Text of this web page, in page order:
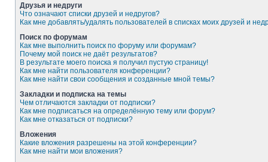
Друзья и недруги
Что означают списки друзей и недругов?
Как мне добавлять/удалять пользователей в списках моих друзей и
Поиск по форумам
Как мне выполнить поиск по форуму или форумам?
Почему мой поиск не даёт результатов?
В результате моего поиска я получил пустую страницу!
Как мне найти пользователя конференции?
Как мне найти свои сообщения и созданные мной темы?
Закладки и подписка на темы
Чем отличаются закладки от подписки?
Как мне подписаться на определённую тему или форум?
Как мне отказаться от подписки?
Вложения
Какие вложения разрешены на этой конференции?
Как мне найти мои вложения?